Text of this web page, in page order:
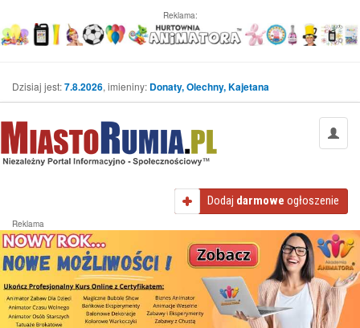
Reklama:
Dzisiaj jest:7.8.2026, imieniny: Donaty, Olechny, Kajetana
Dodaj darmowe ogłoszenie
Reklama